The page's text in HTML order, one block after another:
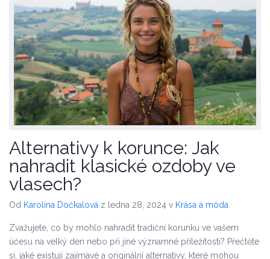
Alternativy k korunce: Jak
nahradit klasické ozdoby ve
vlasech?
Od Karolína Dočkalová z ledna 28, 2024 v Krása a móda
Zvažujete, co by mohlo nahradit tradiční korunku ve vašem
účesu na velký den nebo při jiné významné příležitosti? Přečtěte
si, jaké existují zajímavé a originální alternativy, které mohou